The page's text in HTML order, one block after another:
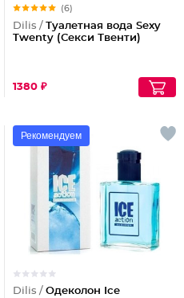
(6)
Dilis / Туалетная вода Sexy
Twenty (Секси Твенти)
1380 ₽
Рекомендуем
Dilis / Одеколон Ice